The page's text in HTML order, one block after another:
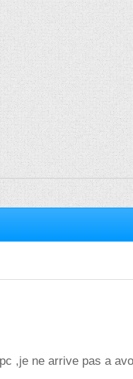
,je ne arrive pas a